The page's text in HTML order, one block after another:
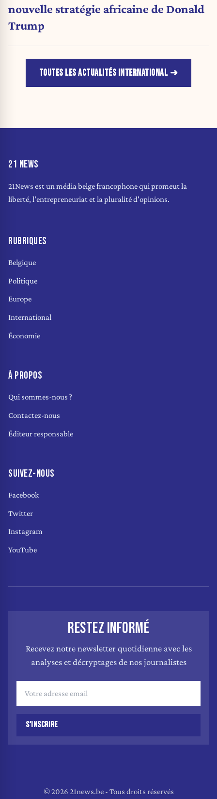
nouvelle stratégie africaine de Donald
Trump
TOUTES LES ACTUALITÉS INTERNATIONAL
21 NEWS
21News est un média belge francophone qui promeut la
liberté, l'entrepreneuriat et la pluralité d'opinions.
RUBRIQUES
Belgique
Politique
Europe
International
Économie
À PROPOS
Qui sommes-nous ?
Contactez-nous
Éditeur responsable
SUIVEZ-NOUS
Facebook
Twitter
Instagram
YouTube
RESTEZ INFORMÉ
Recevez notre newsletter quotidienne avec les
analyses et décryptages de nos journalistes
S'INSCRIRE
© 2026 21news.be - Tous droits réservés